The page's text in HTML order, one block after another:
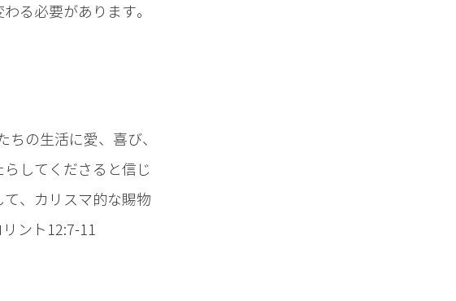
る必要があります。
の生活に愛、喜び、
してくださると信じ
、カリスマ的な賜物
ント12:7-11